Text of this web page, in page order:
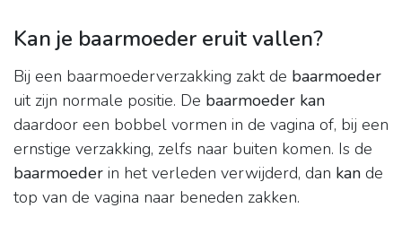
Kan je baarmoeder eruit vallen?
Bij een baarmoederverzakking zakt de baarmoeder
uit zijn normale positie. De baarmoeder kan
daardoor een bobbel vormen in de vagina of, bij een
ernstige verzakking, zelfs naar buiten komen. Is de
baarmoeder in het verleden verwijderd, dan kan de
top van de vagina naar beneden zakken.